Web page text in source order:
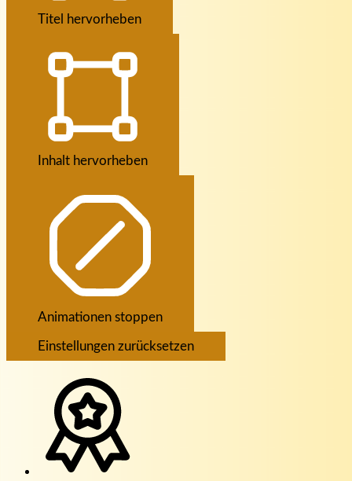
Titel hervorheben
Inhalt hervorheben
Animationen stoppen
Einstellungen zurücksetzen